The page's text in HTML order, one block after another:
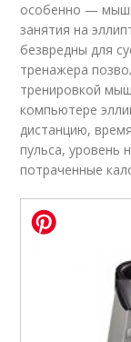
особенно —
занятия на
безвредны для
тренажера
тренировкой
компьютере
дистанцию,
пульса, уровень
потраченные